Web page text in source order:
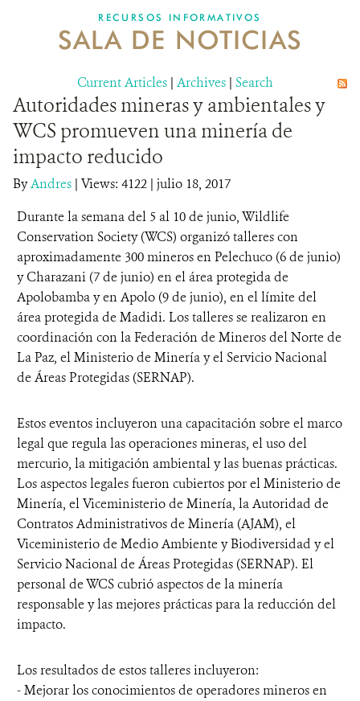
NOSOTROS
DONA
RECURSOS INFORMATIVOS
SALA DE NOTICIAS
Current Articles | Archives | Search
Autoridades mineras y ambientales y
WCS promueven una minería de
impacto reducido
ByAndres | Views: 4122 | julio 18, 2017
Durante la semana del 5 al 10 de junio, Wildlife
Conservation Society (WCS) organizó talleres con
aproximadamente 300 mineros en Pelechuco (6 de junio)
y Charazani (7 de junio) en el área protegida de
Apolobamba y en Apolo (9 de junio), en el límite del
área protegida de Madidi. Los talleres se realizaron en
coordinación con la Federación de Mineros del Norte de
La Paz, el Ministerio de Minería y el Servicio Nacional
de Áreas Protegidas (SERNAP).
Estos eventos incluyeron una capacitación sobre el marco
legal que regula las operaciones mineras, el uso del
mercurio, la mitigación ambiental y las buenas prácticas.
Los aspectos legales fueron cubiertos por el Ministerio de
Minería, el Viceministerio de Minería, la Autoridad de
Contratos Administrativos de Minería (AJAM), el
Viceministerio de Medio Ambiente y Biodiversidad y el
Servicio Nacional de Áreas Protegidas (SERNAP). El
personal de WCS cubrió aspectos de la minería
responsable y las mejores prácticas para la reducción del
impacto.
Los resultados de estos talleres incluyeron:
- Mejorar los conocimientos de operadores mineros en